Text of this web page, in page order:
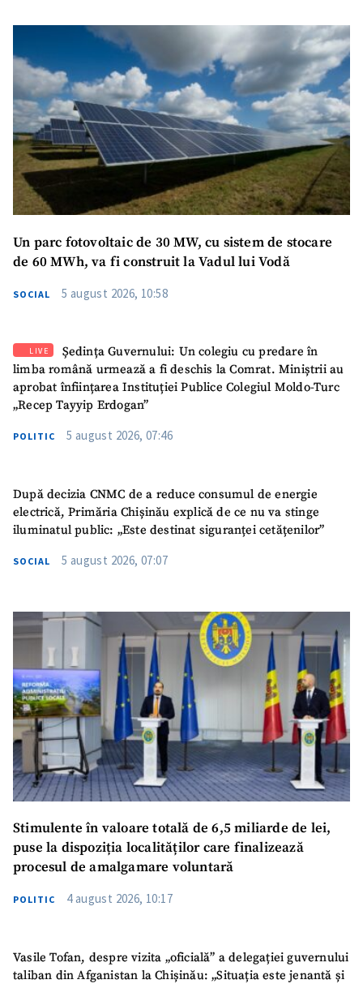
Un parc fotovoltaic de 30 MW, cu sistem de stocare
de 60 MWh, va fi construit la Vadul lui Vodă
SOCIAL 5 august 2026, 10:58
LIVE
Ședința Guvernului: Un colegiu cu predare în
limba română urmează a fi deschis la Comrat. Miniștrii au
aprobat înființarea Instituției Publice Colegiul Moldo-Turc
„Recep Tayyip Erdogan”
POLITIC 5 august 2026, 07:46
După decizia CNMC de a reduce consumul de energie
electrică, Primăria Chișinău explică de ce nu va stinge
iluminatul public: „Este destinat siguranței cetățenilor”
SOCIAL 5 august 2026, 07:07
Stimulente în valoare totală de 6,5 miliarde de lei,
puse la dispoziția localităților care finalizează
procesul de amalgamare voluntară
POLITIC 4 august 2026, 10:17
Vasile Tofan, despre vizita „oficială” a delegației guvernului
taliban din Afganistan la Chișinău: „Situația este jenantă și